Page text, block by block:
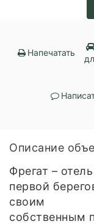
Напечатать
Описание
Фрегат –
первой
своим
собственным